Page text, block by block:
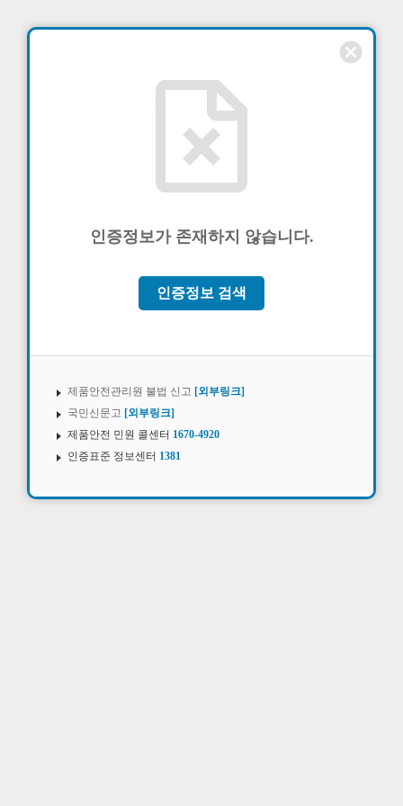
cancel
인증정보가 존재하지 않습니다.
인증정보 검색
제품안전관리원 불법 신고 [외부링크]
국민신문고 [외부링크]
제품안전 민원 콜센터 1670-4920
인증표준 정보센터 1381